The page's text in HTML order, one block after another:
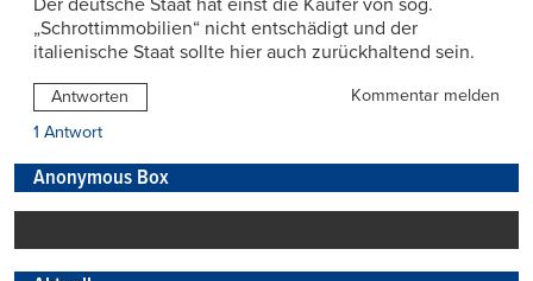
„Schrottimmobilien“ nicht entschädigt und der
italienische Staat sollte hier auch zurückhaltend sein.
Antworten
Kommentar melden
1 Antwort
Anonymous Box